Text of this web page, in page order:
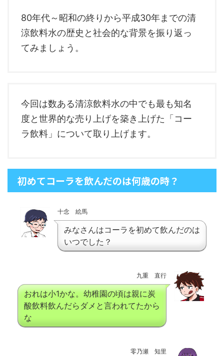
80年代～昭和の終りから平成30年までの清
涼飲料水の歴史と社会的な背景を振り返っ
てみましょう。
今回は数ある清涼飲料水の中でも最も知名
度と世界的な売り上げを築き上げた「コー
ラ飲料」について取り上げます。
初めてコーラを飲んだのは何歳の時？
十念 絵馬
みなさんはコーラを初めて飲んだのは
いつでした？
九重 直行
おれは小1かな。幼稚園の頃は親に炭
酸飲料飲んだらダメと言われてたから
な
零乃瀬 知里